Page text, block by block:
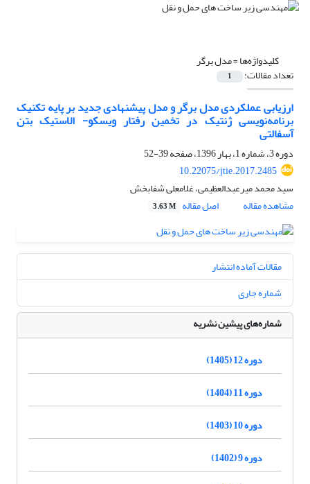
کلیدواژه‌ها =مدل برگر
تعداد مقالات: 1
ارزیابی عملکردی مدل برگر و مدل پیشنهادی جدید بر پایه تکنیک
برنامه‌نویسی ژنتیک در تخمین رفتار ویسکو- الاستیک بتن
آسفالتی
دوره 3، شماره 1، بهار 1396، صفحه
39-52
10.22075/jtie.2017.2485
سید محمد میرعبدالعظیمی، غلامعلی شفابخش
مشاهده مقاله
اصل مقاله 3.63 M
مقالات آماده انتشار
شماره جاری
شماره‌های پیشین نشریه
دوره 12 (1405)
دوره 11 (1404)
دوره 10 (1403)
دوره 9 (1402)